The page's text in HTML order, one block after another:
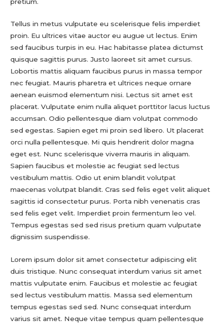
Tellus in metus vulputate eu scelerisque felis imperdiet
proin. Eu ultrices vitae auctor eu augue ut lectus. Enim
sed faucibus turpis in eu. Hac habitasse platea dictumst
quisque sagittis purus. Justo laoreet sit amet cursus.
Lobortis mattis aliquam faucibus purus in massa tempor
nec feugiat. Mauris pharetra et ultrices neque ornare
aenean euismod elementum nisi. Lectus sit amet est
placerat. Vulputate enim nulla aliquet porttitor lacus luctus
accumsan. Odio pellentesque diam volutpat commodo
sed egestas. Sapien eget mi proin sed libero. Ut placerat
orci nulla pellentesque. Mi quis hendrerit dolor magna
eget est. Nunc scelerisque viverra mauris in aliquam.
Sapien faucibus et molestie ac feugiat sed lectus
vestibulum mattis. Odio ut enim blandit volutpat
maecenas volutpat blandit. Cras sed felis eget velit aliquet
sagittis id consectetur purus. Porta nibh venenatis cras
sed felis eget velit. Imperdiet proin fermentum leo vel.
Tempus egestas sed sed risus pretium quam vulputate
dignissim suspendisse.
Lorem ipsum dolor sit amet consectetur adipiscing elit
duis tristique. Nunc consequat interdum varius sit amet
mattis vulputate enim. Faucibus et molestie ac feugiat
sed lectus vestibulum mattis. Massa sed elementum
tempus egestas sed sed. Nunc consequat interdum
varius sit amet. Neque vitae tempus quam pellentesque